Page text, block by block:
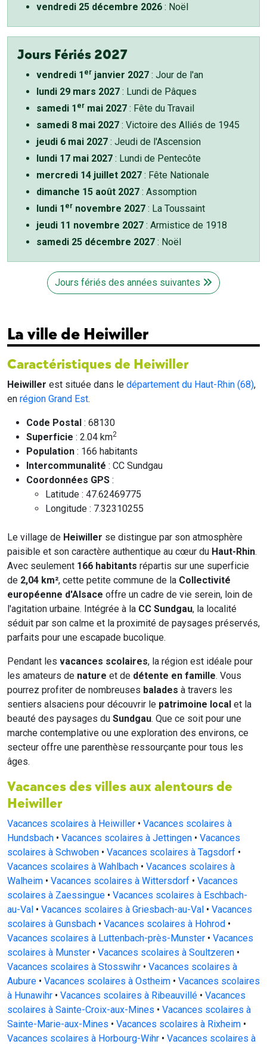
vendredi 25 décembre 2026 : Noël
Jours Fériés 2027
vendredi 1 er janvier 2027 : Jour de l'an
lundi 29 mars 2027 : Lundi de Pâques
samedi 1 er mai 2027 : Fête du Travail
samedi 8 mai 2027 : Victoire des Alliés de 1945
jeudi 6 mai 2027 : Jeudi de l'Ascension
lundi 17 mai 2027 : Lundi de Pentecôte
mercredi 14 juillet 2027 : Fête Nationale
dimanche 15 août 2027 : Assomption
lundi 1 er novembre 2027 : La Toussaint
jeudi 11 novembre 2027 : Armistice de 1918
samedi 25 décembre 2027 : Noël
Jours fériés des années suivantes
La ville de Heiwiller
Caractéristiques de Heiwiller
Heiwiller est située dans le département du Haut-Rhin (68),
en région Grand Est.
Code Postal : 68130
Superficie : 2.04 km2
Population : 166 habitants
Intercommunalité : CC Sundgau
Coordonnées GPS :
Latitude : 47.62469775
Longitude : 7.32310255
Le village de Heiwiller se distingue par son atmosphère
paisible et son caractère authentique au cœur du Haut-Rhin.
Avec seulement 166 habitants répartis sur une superficie
de 2,04 km², cette petite commune de la Collectivité
européenne d'Alsace offre un cadre de vie serein, loin de
l'agitation urbaine. Intégrée à la CC Sundgau, la localité
séduit par son calme et la proximité de paysages préservés,
parfaits pour une escapade bucolique.
Pendant les vacances scolaires, la région est idéale pour
les amateurs de nature et de détente en famille. Vous
pourrez profiter de nombreuses balades à travers les
sentiers alsaciens pour découvrir le patrimoine local et la
beauté des paysages du Sundgau. Que ce soit pour une
marche contemplative ou une exploration des environs, ce
secteur offre une parenthèse ressourçante pour tous les
âges.
Vacances des villes aux alentours de
Heiwiller
Vacances scolaires à Heiwiller • Vacances scolaires à
Hundsbach • Vacances scolaires à Jettingen • Vacances
scolaires à Schwoben • Vacances scolaires à Tagsdorf •
Vacances scolaires à Wahlbach • Vacances scolaires à
Walheim • Vacances scolaires à Wittersdorf • Vacances
scolaires à Zaessingue • Vacances scolaires à Eschbach-
au-Val • Vacances scolaires à Griesbach-au-Val • Vacances
scolaires à Gunsbach • Vacances scolaires à Hohrod •
Vacances scolaires à Luttenbach-près-Munster • Vacances
scolaires à Munster • Vacances scolaires à Soultzeren •
Vacances scolaires à Stosswihr • Vacances scolaires à
Aubure • Vacances scolaires à Ostheim • Vacances scolaires
à Hunawihr • Vacances scolaires à Ribeauvillé • Vacances
scolaires à Sainte-Croix-aux-Mines • Vacances scolaires à
Sainte-Marie-aux-Mines • Vacances scolaires à Rixheim •
Vacances scolaires à Horbourg-Wihr • Vacances scolaires à